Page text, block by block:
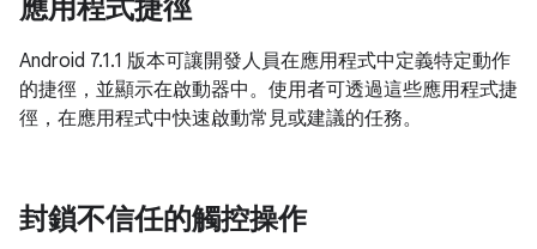
應用程式捷徑
Android 7.1.1 版本可讓開發人員在應用程式中定義特定動作
的捷徑，並顯示在啟動器中。使用者可透過這些應用程式捷
徑，在應用程式中快速啟動常見或建議的任務。
封鎖不信任的觸控操作